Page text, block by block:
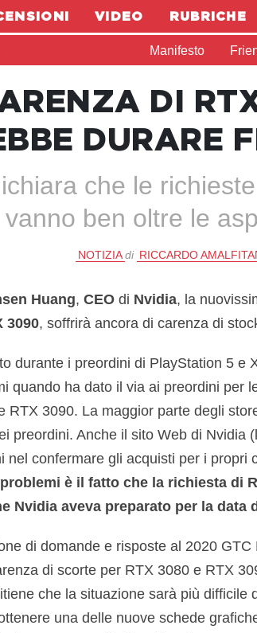
VIDEO RUBRICHE
Manifesto
DI
DURARE
che le
vanno ben oltre le
NOTIZIA di RICCARDO
Huang, CEOdi Nvidia, la
3090, soffrirà ancora di carenza di
durante i preordini di PlayStation 5 e
quando ha dato il via ai preordini per
RTX 3090. La maggior parte degli
preordini. Anche il sito Web di Nvidia
nel confermare gli acquisti per i propri
è il fatto che la richiesta di
Nvidia aveva preparato per la data
di domande e risposte al 2020
di scorte per RTX 3080 e RTX
che la situazione sarà più difficile
una delle nuove schede